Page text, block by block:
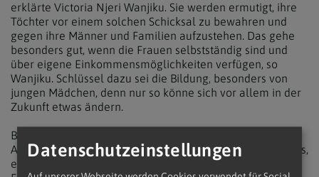
erklärte Victoria Njeri Wanjiku. Sie werden ermutigt, ihre
Töchter vor einem solchen Schicksal zu bewahren und
gegen ihre Männer und Familien aufzustehen. Das gehe
besonders gut, wenn die Frauen selbstständig sind und
über eigene Einkommensmöglichkeiten verfügen, so
Wanjiku. Schlüssel dazu sei die Bildung, besonders von
jungen Mädchen, denn nur so könne sich vor allem in der
Zukunft etwas ändern.
Bei Buben und jungen Männern rücke neben der
Alphabetisierung auch die Friedenssicherung in den Fokus,
erklärte Projektmitarbeiter Silvester Tukai Adero. Der
Datenschutzeinstellungen